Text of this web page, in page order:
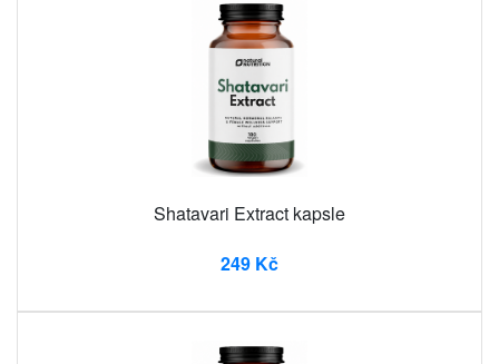
Shatavari Extract kapsle
249 Kč